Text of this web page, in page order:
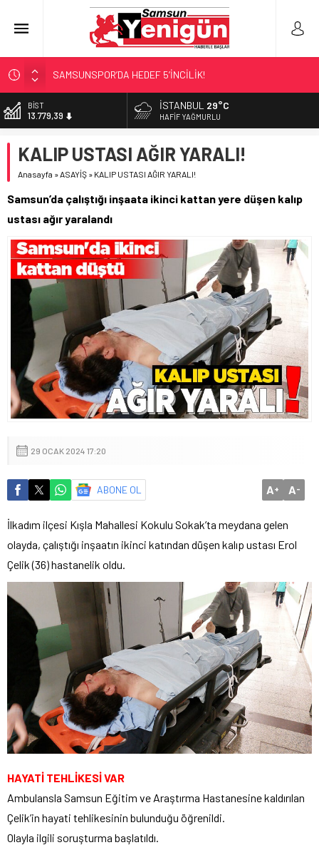
SAMSUNSPOR’DA HEDEF 5’İNCİLİK!
‘BAFRA’YA YATIRIM YAPIN!’
İŞTE FINDIK FİYATI!
GERİ SAYIM BAŞLADI
DOLAR
47,7111
55,1881
ALTIN
13.779,39
İSTANBUL 29°C
HAFIF YAĞMURLU
KALIP USTASI AĞIR YARALI!
Anasayfa »ASAYİŞ » KALIP USTASI AĞIR YARALI!
Samsun’da çalıştığı inşaata ikinci kattan yere düşen kalıp
ustası ağır yaralandı
29 OCAK 2024 17:20
ABONE OL A+ A-
İlkadım ilçesi Kışla Mahallesi Kokulu Sokak’ta meydana gelen
olayda, çalıştığı inşaatın ikinci katından düşen kalıp ustası Erol
Çelik (36) hastanelik oldu.
HAYATİ TEHLİKESİ VAR
Ambulansla Samsun Eğitim ve Araştırma Hastanesine kaldırılan
Çelik’in hayati tehlikesinin bulunduğu öğrenildi.
Olayla ilgili soruşturma başlatıldı.